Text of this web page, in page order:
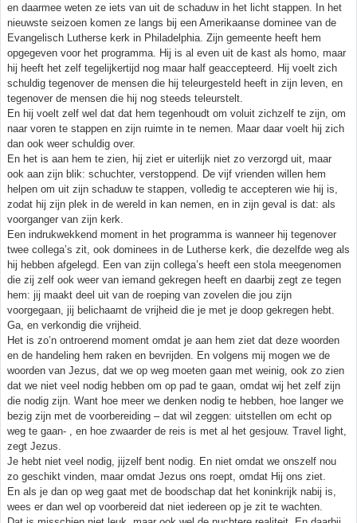
en daarmee weten ze iets van uit de schaduw in het licht stappen. In het
nieuwste seizoen komen ze langs bij een Amerikaanse dominee van de
Evangelisch Lutherse kerk in Philadelphia. Zijn gemeente heeft hem
opgegeven voor het programma. Hij is al even uit de kast als homo, maar
hij heeft het zelf tegelijkertijd nog maar half geaccepteerd. Hij voelt zich
schuldig tegenover de mensen die hij teleurgesteld heeft in zijn leven, en
tegenover de mensen die hij nog steeds teleurstelt.
En hij voelt zelf wel dat dat hem tegenhoudt om voluit zichzelf te zijn, om
naar voren te stappen en zijn ruimte in te nemen. Maar daar voelt hij zich
dan ook weer schuldig over.
En het is aan hem te zien, hij ziet er uiterlijk niet zo verzorgd uit, maar
ook aan zijn blik: schuchter, verstoppend. De vijf vrienden willen hem
helpen om uit zijn schaduw te stappen, volledig te accepteren wie hij is,
zodat hij zijn plek in de wereld in kan nemen, en in zijn geval is dat: als
voorganger van zijn kerk.
Een indrukwekkend moment in het programma is wanneer hij tegenover
twee collega’s zit, ook dominees in de Lutherse kerk, die dezelfde weg als
hij hebben afgelegd. Een van zijn collega’s heeft een stola meegenomen
die zij zelf ook weer van iemand gekregen heeft en daarbij zegt ze tegen
hem: jij maakt deel uit van de roeping van zovelen die jou zijn
voorgegaan, jij belichaamt de vrijheid die je met je doop gekregen hebt.
Ga, en verkondig die vrijheid.
Het is zo’n ontroerend moment omdat je aan hem ziet dat deze woorden
en de handeling hem raken en bevrijden. En volgens mij mogen we de
woorden van Jezus, dat we op weg moeten gaan met weinig, ook zo zien
dat we niet veel nodig hebben om op pad te gaan, omdat wij het zelf zijn
die nodig zijn. Want hoe meer we denken nodig te hebben, hoe langer we
bezig zijn met de voorbereiding – dat wil zeggen: uitstellen om echt op
weg te gaan- , en hoe zwaarder de reis is met al het gesjouw. Travel light,
zegt Jezus.
Je hebt niet veel nodig, jijzelf bent nodig. En niet omdat we onszelf nou
zo geschikt vinden, maar omdat Jezus ons roept, omdat Hij ons ziet.
En als je dan op weg gaat met de boodschap dat het koninkrijk nabij is,
wees er dan wel op voorbereid dat niet iedereen op je zit te wachten.